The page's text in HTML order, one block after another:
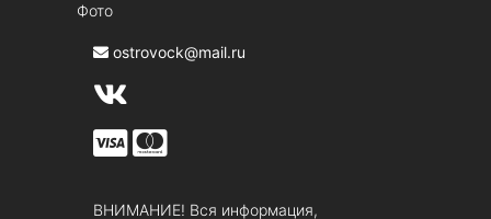
Фото
ostrovock@mail.ru
ВНИМАНИЕ! Вся информация,